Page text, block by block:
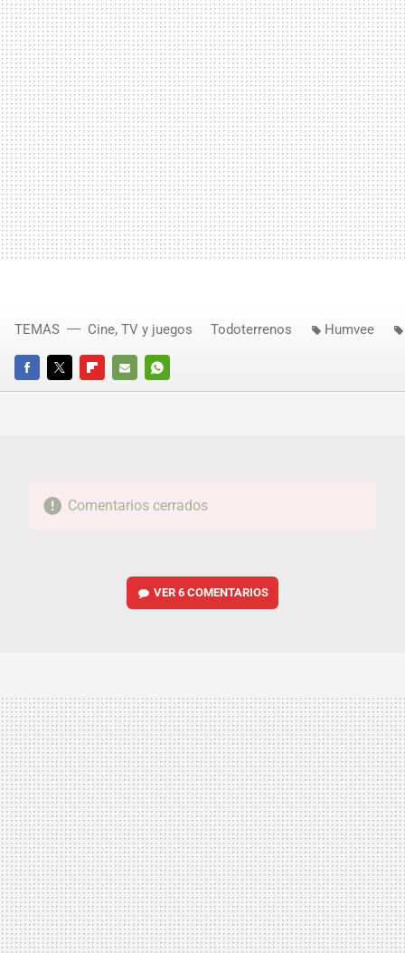
FACEBOOKTWITTERFLIPBOARD
E-
WHATSAPP
TEMAS Cine, TV y juegos Todoterrenos Humvee
Comentarios cerrados
VER6 COMENTARIOS